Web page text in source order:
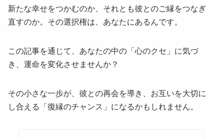
新たな幸せをつかむのか、それとも彼とのご縁をつなぎ
直すのか。その選択権は、あなたにあるんです。
この記事を通じて、あなたの中の「心のクセ」に気づ
き、運命を変化させませんか？
その小さな一歩が、彼との再会を導き、お互いを大切に
し合える「復縁のチャンス」になるかもしれません。